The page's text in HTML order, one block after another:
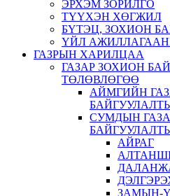
ЭРХЭМ ЗОРИЛГО
ТҮҮХЭН ХӨГЖИЛ
БҮТЭЦ, ЗОХИОН
ҮЙЛ
ГАЗРЫН ХАРИЛЦАА
ГАЗАР ЗОХИОН
ТӨЛӨВЛӨГӨӨ
АЙМГИЙН
СУМДЫН
АЙРАГ
ЗАМЫН-